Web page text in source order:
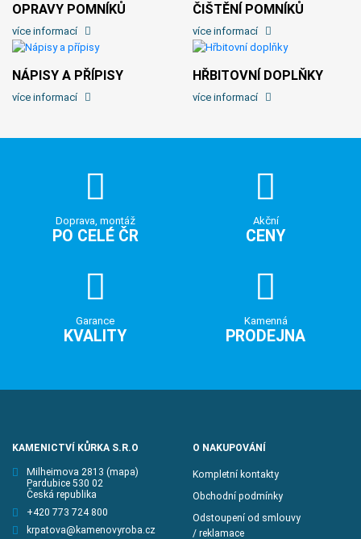
OPRAVY POMNÍKŮ
více informací
ČIŠTĚNÍ POMNÍKŮ
více informací
NÁPISY A PŘÍPISY
více informací
HŘBITOVNÍ DOPLŇKY
více informací
Doprava, montáž
PO CELÉ ČR
Akční
CENY
Garance
KVALITY
Kamenná
PRODEJNA
KAMENICTVÍ KŮRKA S.R.O
Milheimova 2813 (mapa)
Pardubice 530 02
Česká republika
+420 773 724 800
krpatova@kamenovyroba.cz
O NAKUPOVÁNÍ
Kompletní kontakty
Obchodní podmínky
Odstoupení od smlouvy
/ reklamace